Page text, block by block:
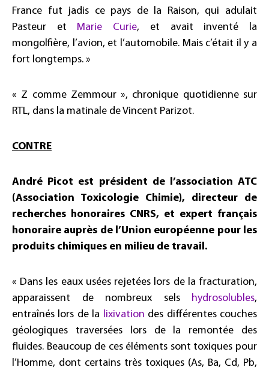
France fut jadis ce pays de la Raison, qui adulait
Pasteur et Marie Curie, et avait inventé la
mongolfière, l’avion, et l’automobile. Mais c’était il y a
fort longtemps. »
« Z comme Zemmour », chronique quotidienne sur
RTL, dans la matinale de Vincent Parizot.
CONTRE
André Picot est président de l’association ATC
(Association Toxicologie Chimie), directeur de
recherches honoraires CNRS, et expert français
honoraire auprès de l’Union européenne pour les
produits chimiques en milieu de travail.
« Dans les eaux usées rejetées lors de la fracturation,
apparaissent de nombreux sels hydrosolubles,
entraînés lors de la lixivation des différentes couches
géologiques traversées lors de la remontée des
fluides. Beaucoup de ces éléments sont toxiques pour
l’Homme, dont certains très toxiques (As, Ba, Cd, Pb,